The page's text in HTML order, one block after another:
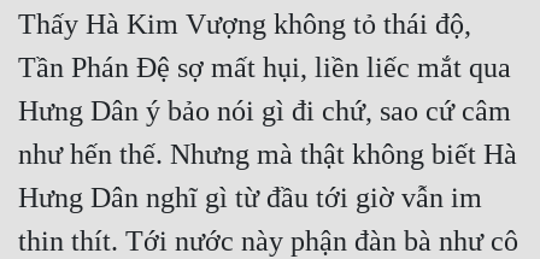
Tính Cách Nhân Vật :
Cơ Trí
Sát Phạt Quyết Đoán
Vô Sỉ
Điềm Đạm
Thấy Hà Kim Vượng không tỏ thái độ,
Tần Phán Đệ sợ mất hụi, liền liếc mắt qua
Hưng Dân ý bảo nói gì đi chứ, sao cứ câm
như hến thế. Nhưng mà thật không biết Hà
Hưng Dân nghĩ gì từ đầu tới giờ vẫn im
thin thít. Tới nước này phận đàn bà như cô